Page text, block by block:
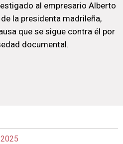
al empresario Alberto
la presidenta madrileña,
que se sigue contra él por
documental.